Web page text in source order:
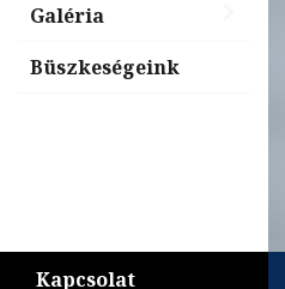
Galéria
Büszkeségeink
Kapcsolat